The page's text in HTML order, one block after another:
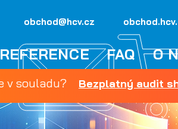
obchod@hcv.cz
REFERENCE FAQ O
v souladu? Bezplatný audit